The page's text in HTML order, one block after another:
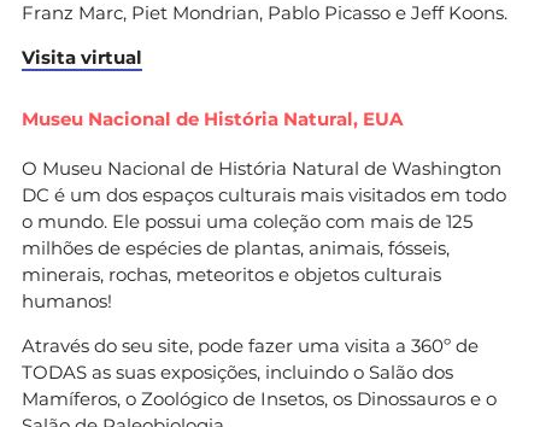
Franz Marc, Piet Mondrian, Pablo Picasso e Jeff Koons.
Visita virtual
Museu Nacional de História Natural, EUA
O Museu Nacional de História Natural de Washington
DC é um dos espaços culturais mais visitados em todo
o mundo. Ele possui uma coleção com mais de 125
milhões de espécies de plantas, animais, fósseis,
minerais, rochas, meteoritos e objetos culturais
humanos!
Através do seu site, pode fazer uma visita a 360º de
TODAS as suas exposições, incluindo o Salão dos
Mamíferos, o Zoológico de Insetos, os Dinossauros e o